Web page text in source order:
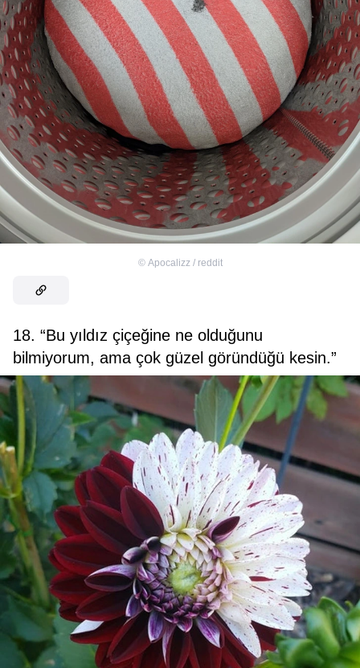
© Apocalizz / reddit
18. “Bu yıldız çiçeğine ne olduğunu
bilmiyorum, ama çok güzel göründüğü kesin.”